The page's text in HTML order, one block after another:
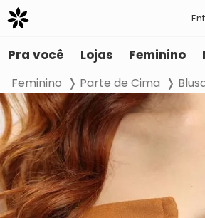
Pra você Lojas Feminino
Feminino Parte de Cima